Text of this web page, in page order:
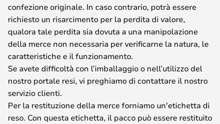
confezione originale. In caso contrario, potrà essere
richiesto un risarcimento per la perdita di valore,
qualora tale perdita sia dovuta a una manipolazione
della merce non necessaria per verificarne la natura, le
caratteristiche e il funzionamento.
Se avete difficoltà con l’imballaggio o nell’utilizzo del
nostro portale resi, vi preghiamo di contattare il nostro
servizio clienti.
Per la restituzione della merce forniamo un'etichetta di
reso. Con questa etichetta, il pacco può essere restituito